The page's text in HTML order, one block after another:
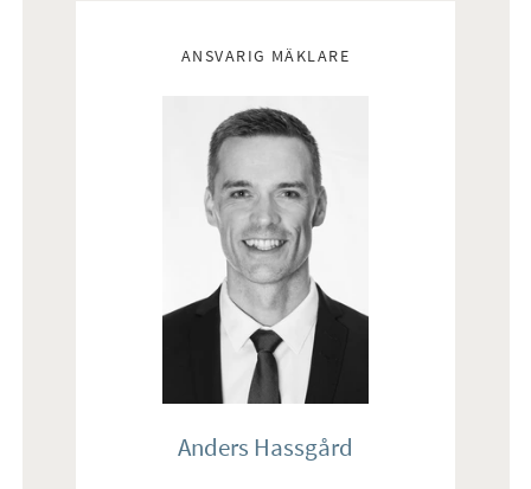
ANSVARIG MÄKLARE
Anders Hassgård